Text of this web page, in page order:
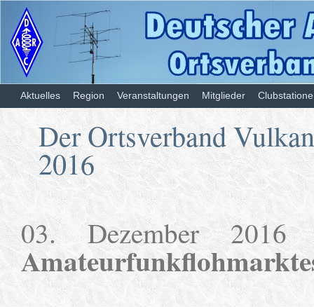
Aktuelles Region Veranstaltungen Mitglieder
Der Ortsverband
2016
03. Dezember